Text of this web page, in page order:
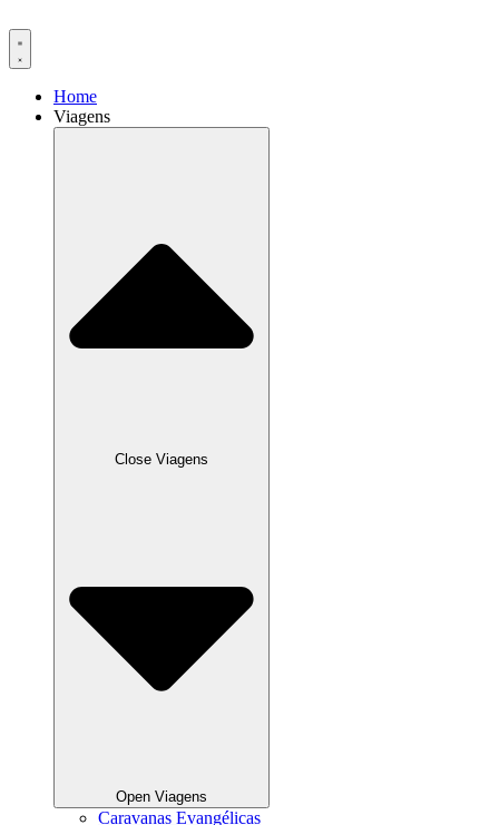
para
Home
Viagens
Close Viagens
Open Viagens
Caravanas Evangélicas